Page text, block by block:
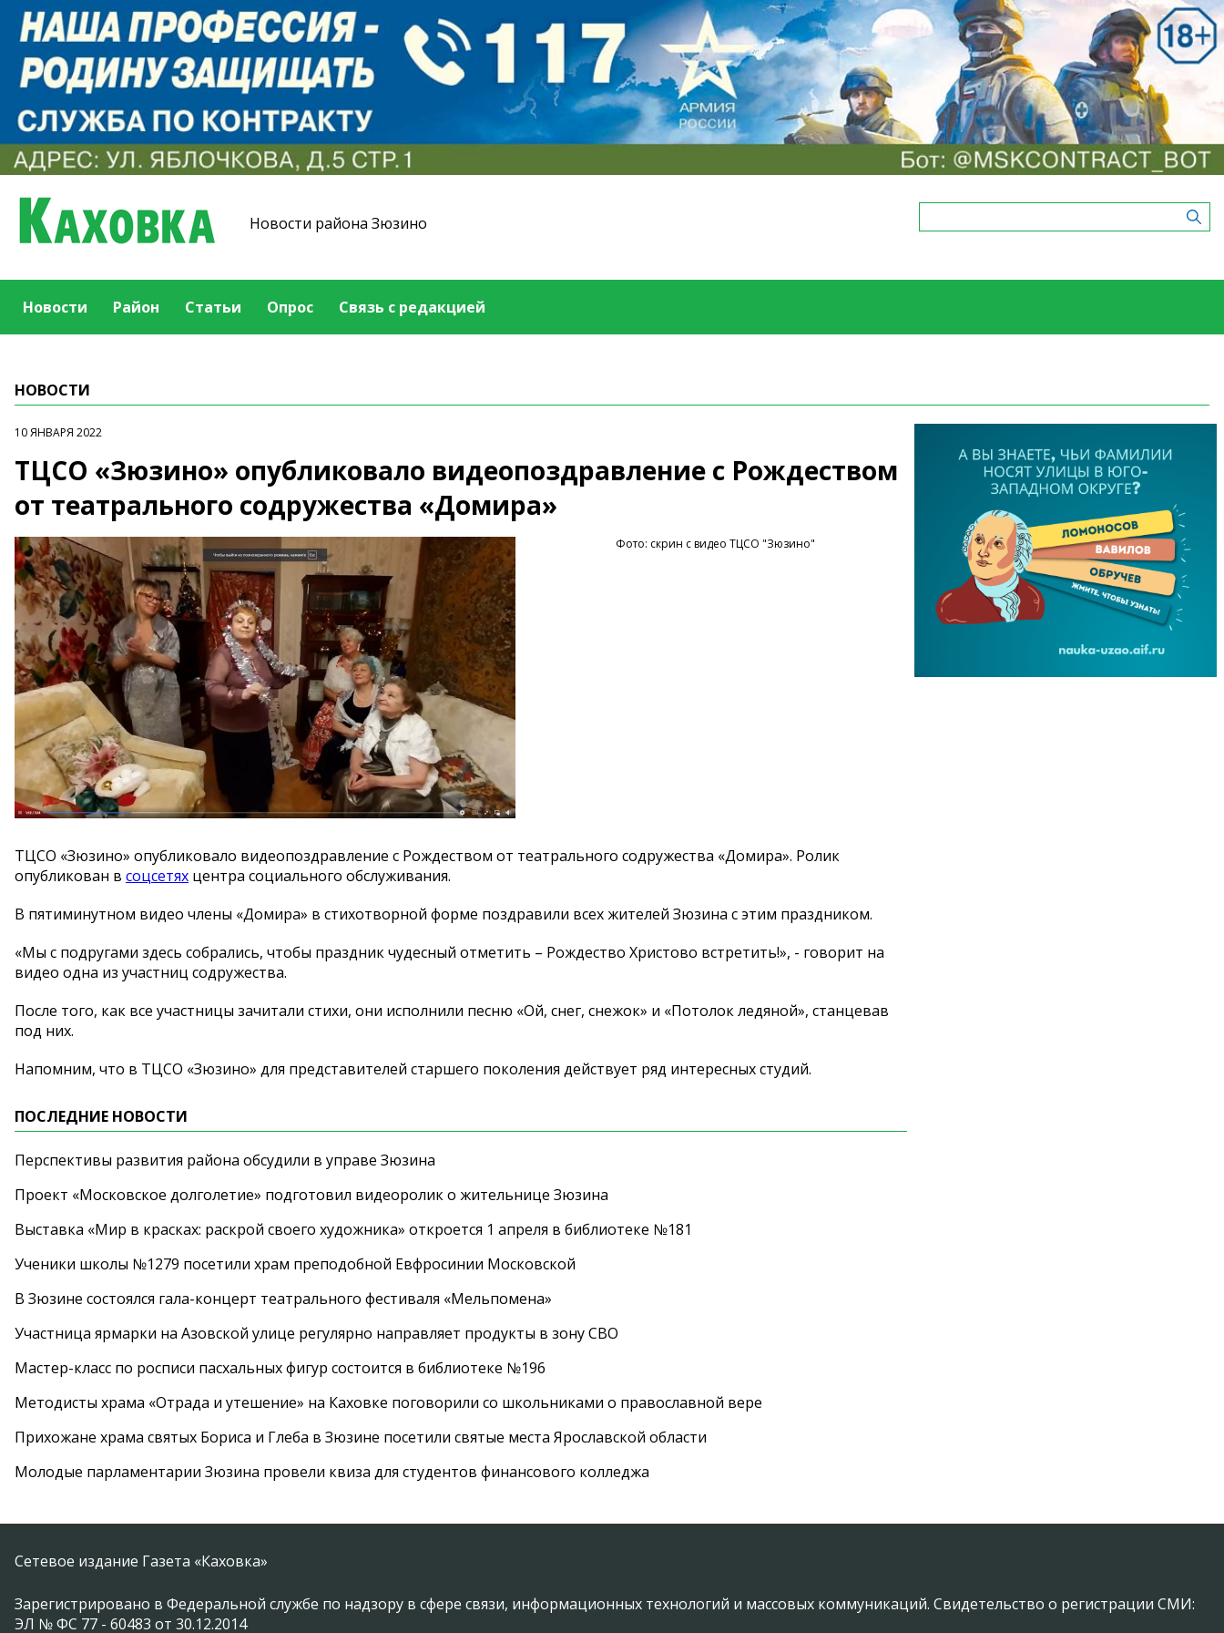
Новости района Зюзино
Новости Район Статьи Опрос Связь с редакцией
НОВОСТИ
10 ЯНВАРЯ 2022
ТЦСО «Зюзино» опубликовало видеопоздравление с Рождеством
от театрального содружества «Домира»
Фото: скрин с видео ТЦСО "Зюзино"
ТЦСО «Зюзино» опубликовало видеопоздравление с Рождеством от театрального содружества «Домира». Ролик
опубликован в соцсетях центра социального обслуживания.
В пятиминутном видео члены «Домира» в стихотворной форме поздравили всех жителей Зюзина с этим праздником.
«Мы с подругами здесь собрались, чтобы праздник чудесный отметить – Рождество Христово встретить!», - говорит на
видео одна из участниц содружества.
После того, как все участницы зачитали стихи, они исполнили песню «Ой, снег, снежок» и «Потолок ледяной», станцевав
под них.
Напомним, что в ТЦСО «Зюзино» для представителей старшего поколения действует ряд интересных студий.
ПОСЛЕДНИЕ НОВОСТИ
Перспективы развития района обсудили в управе Зюзина
Проект «Московское долголетие» подготовил видеоролик о жительнице Зюзина
Выставка «Мир в красках: раскрой своего художника» откроется 1 апреля в библиотеке №181
Ученики школы №1279 посетили храм преподобной Евфросинии Московской
В Зюзине состоялся гала-концерт театрального фестиваля «Мельпомена»
Участница ярмарки на Азовской улице регулярно направляет продукты в зону СВО
Мастер-класс по росписи пасхальных фигур состоится в библиотеке №196
Методисты храма «Отрада и утешение» на Каховке поговорили со школьниками о православной вере
Прихожане храма святых Бориса и Глеба в Зюзине посетили святые места Ярославской области
Молодые парламентарии Зюзина провели квиза для студентов финансового колледжа
Сетевое издание Газета «Каховка»
Зарегистрировано в Федеральной службе по надзору в сфере связи, информационных технологий и массовых коммуникаций. Свидетельство о регистрации СМИ:
ЭЛ № ФС 77 - 60483 от 30.12.2014